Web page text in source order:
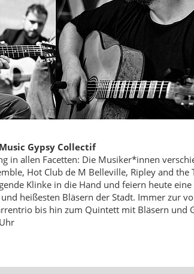
Gypsy Collectif
in allen Facetten: Die Musiker*innen
Hot Club de M Belleville, Ripley and
Klinke in die Hand und feiern heute
heißesten Bläsern der Stadt. Immer zur
bis hin zum Quintett mit Bläsern und
Uhr